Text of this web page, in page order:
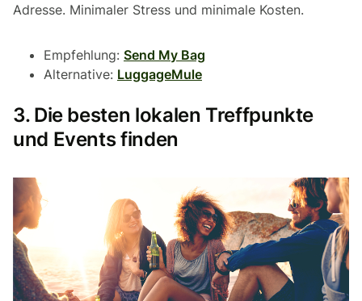
Adresse. Minimaler Stress und minimale Kosten.
Empfehlung: Send My Bag
Alternative: LuggageMule
3. Die besten lokalen Treffpunkte
und Events finden